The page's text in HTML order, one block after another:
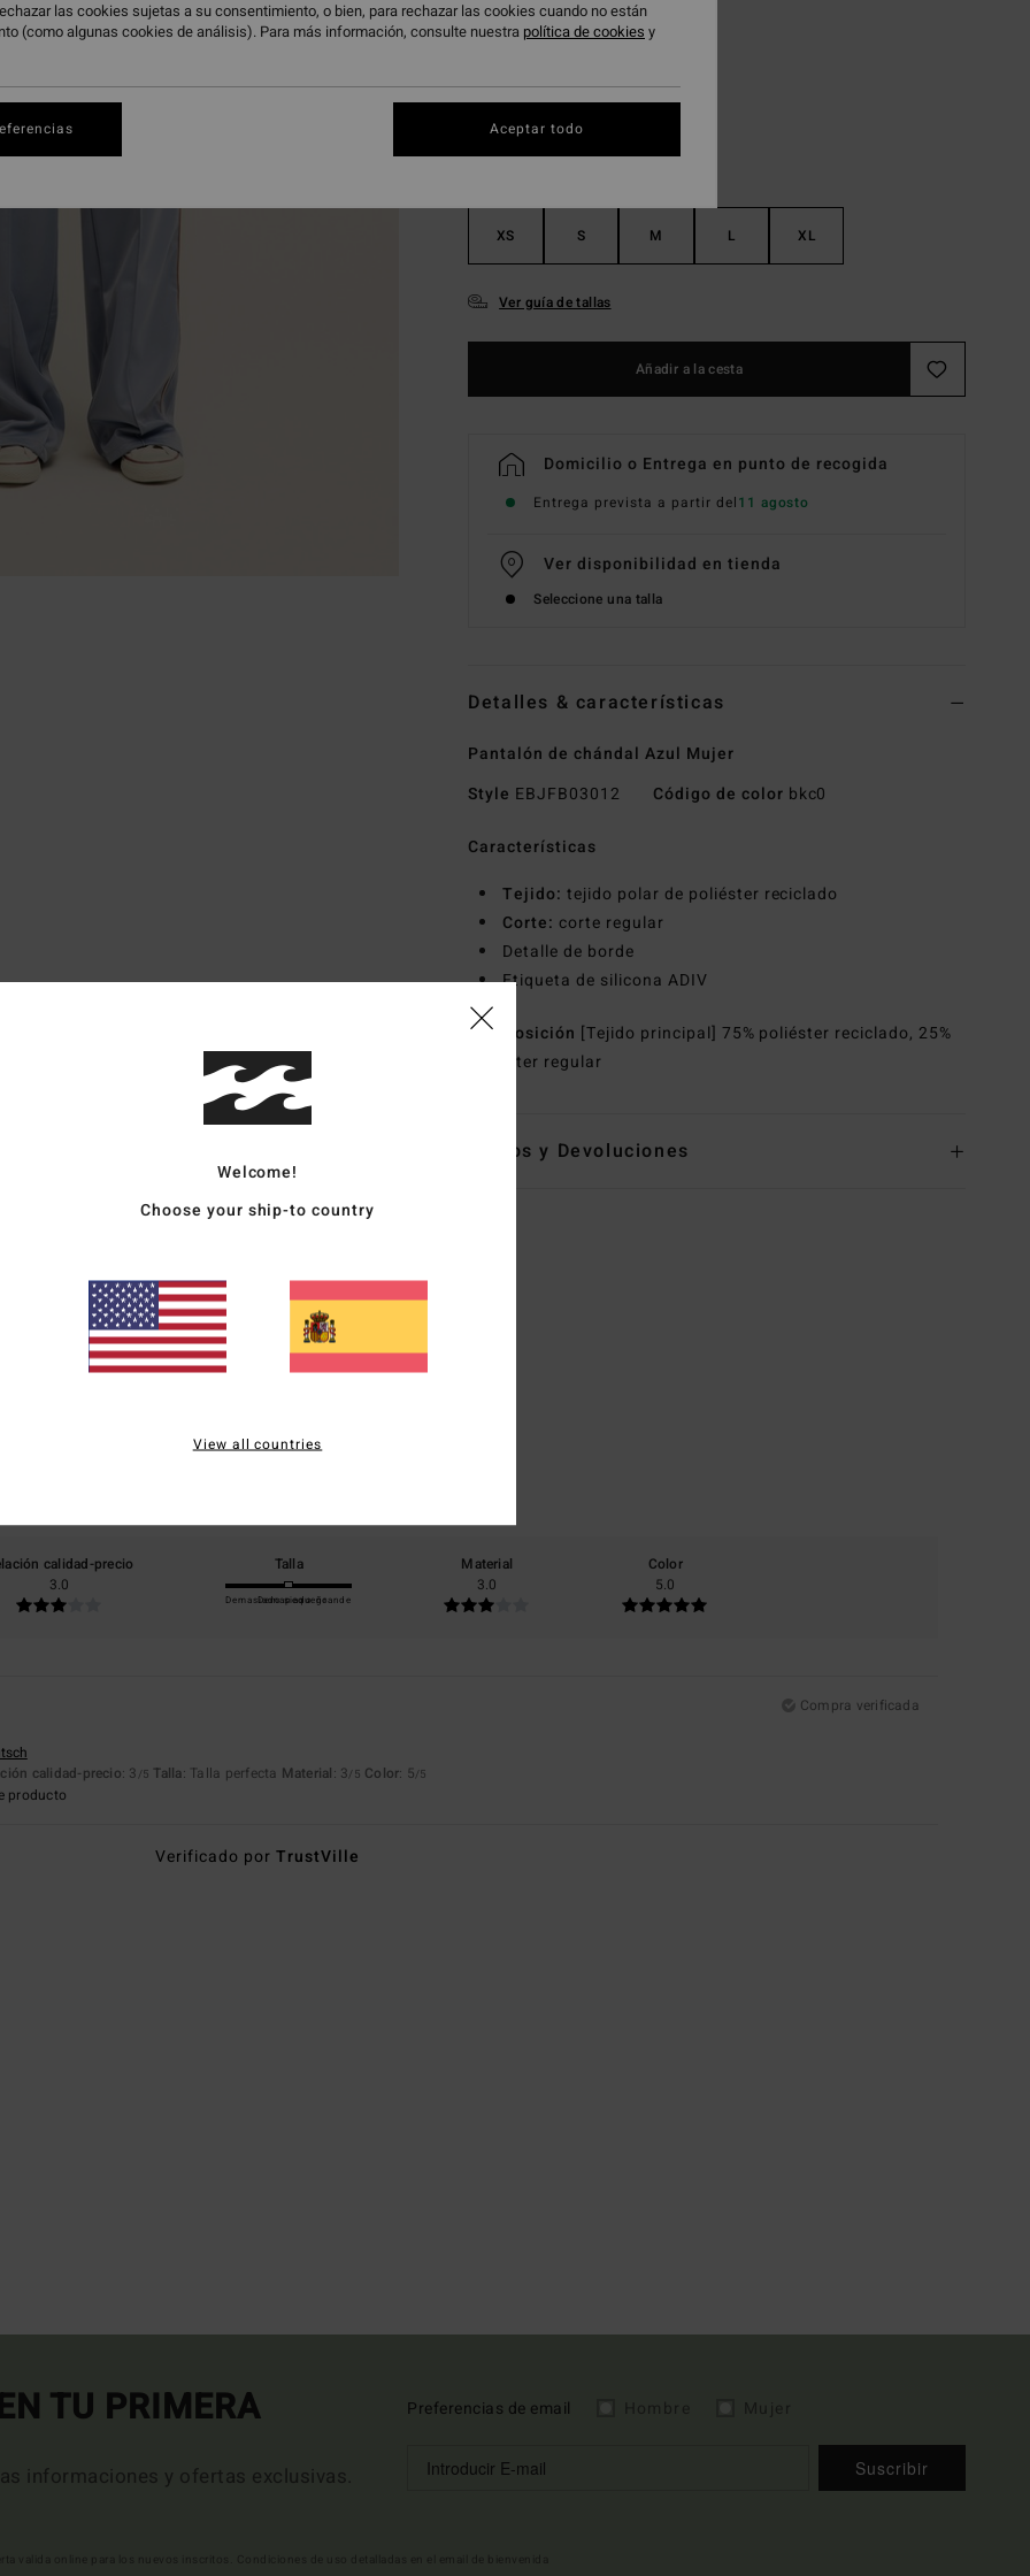
Low Tide
XS S M L XL
Ver guía de tallas
Añadir a la cesta
Domicilio o Entrega en punto de recogida
Entrega prevista a partir del11 agosto
Ver disponibilidad en tienda
Seleccione una talla
Detalles & características
Pantalón de chándal Azul Mujer
Style EBJFB03012 Código de color bkc0
Características
Tejido: tejido polar de poliéster reciclado
Corte: corte regular
Detalle de borde
Etiqueta de silicona ADIV
Composición [Tejido principal] 75% poliéster reciclado, 25%
poliéster regular
Envíos y Devoluciones
Puntuación media
4.0
calidad-precio
3.0
Talla
Demasiado pequeño
Demasiado grande
Material
3.0
Color
5.0
Compra verificada
calidad-precio: 3 /5 Talla: Talla perfecta Material: 3/5 Color: 5/5
producto
Verificado por TrustVille
TU PRIMERA
informaciones y ofertas exclusivas.
Preferencias de email
Suscribir
Welcome!
Choose your ship-to country
View all countries
las cookies sujetas a su consentimiento, o bien, para rechazar las cookies cuando no están
(como algunas cookies de análisis). Para más información, consulte nuestra política de cookies y
Aceptar todo